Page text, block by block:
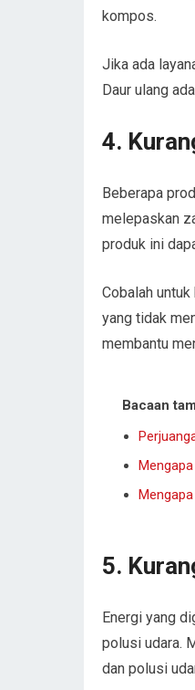
kompos.
Jika ada
Daur ulang
4.
Beberapa
melepaskan
produk ini
Cobalah
yang tidak
membantu
Bacaan
5.
Energi yang
polusi udara.
dan polusi